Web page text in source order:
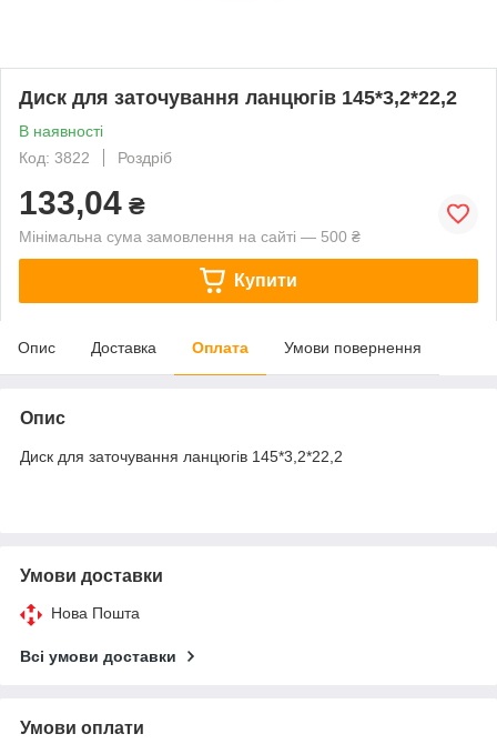
Диск для заточування ланцюгів 145*3,2*22,2
В наявності
Код: 3822
Роздріб
133,04 ₴
Мінімальна сума замовлення на сайті — 500 ₴
Купити
Опис Доставка Оплата Умови повернення
Опис
Диск для заточування ланцюгів 145*3,2*22,2
Умови доставки
Нова Пошта
Всі умови доставки
Умови оплати